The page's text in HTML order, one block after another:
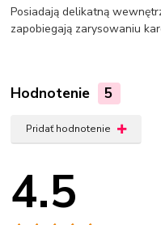
Posiadają delikatną
zapobiegają zarysowaniu
Hodnotenie 5
Pridať hodnotenie
4.5